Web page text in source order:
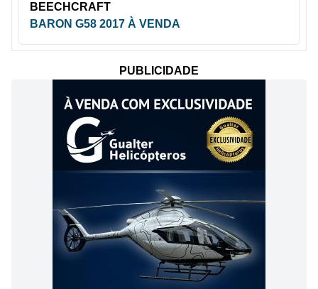
BEECHCRAFT
BARON G58 2017 À VENDA
PUBLICIDADE